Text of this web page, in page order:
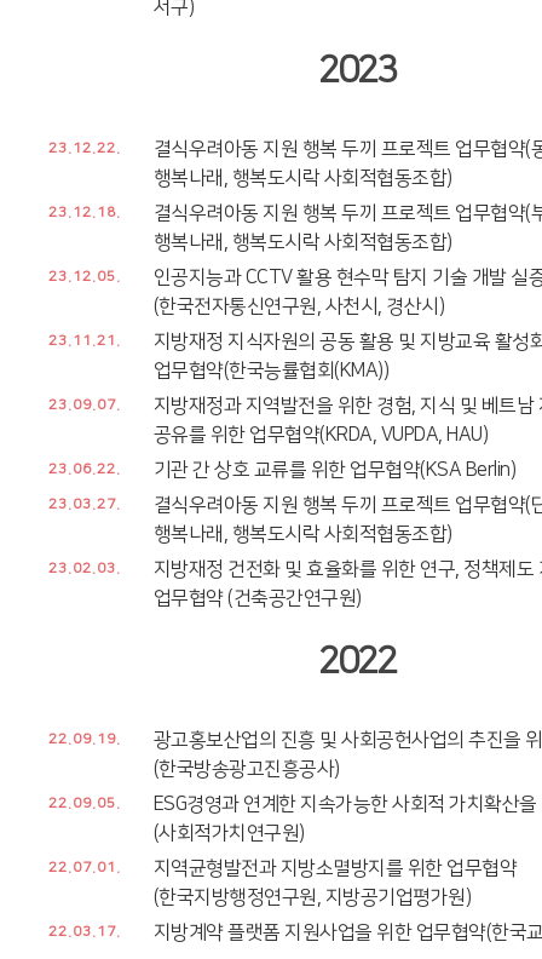
서구)
2023
23.12.22.
결식우려아동 지원 행복 두끼 프로젝트 업무협약(
행복나래, 행복도시락 사회적협동조합)
23.12.18.
결식우려아동 지원 행복 두끼 프로젝트 업무협약(
행복나래, 행복도시락 사회적협동조합)
23.12.05.
인공지능과 CCTV 활용 현수막 탐지 기술 개발 실
(한국전자통신연구원, 사천시, 경산시)
23.11.21.
지방재정 지식자원의 공동 활용 및 지방교육 활성
업무협약(한국능률협회(KMA))
23.09.07.
지방재정과 지역발전을 위한 경험, 지식 및 베트남
공유를 위한 업무협약(KRDA, VUPDA, HAU)
23.06.22. 기관 간 상호 교류를 위한 업무협약(KSA Berlin)
23.03.27.
결식우려아동 지원 행복 두끼 프로젝트 업무협약(
행복나래, 행복도시락 사회적협동조합)
23.02.03.
지방재정 건전화 및 효율화를 위한 연구, 정책제도
업무협약 (건축공간연구원)
2022
22.09.19.
광고홍보산업의 진흥 및 사회공헌사업의 추진을
(한국방송광고진흥공사)
22.09.05.
ESG경영과 연계한 지속가능한 사회적 가치확산
(사회적가치연구원)
22.07.01.
지역균형발전과 지방소멸방지를 위한 업무협약
(한국지방행정연구원, 지방공기업평가원)
22.03.17. 지방계약 플랫폼 지원사업을 위한 업무협약(한국